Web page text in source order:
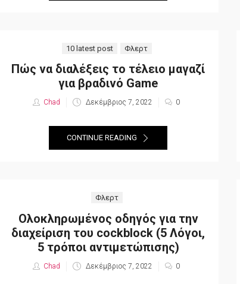
10 latest post Φλερτ
Πώς να διαλέξεις το τέλειο μαγαζί
για βραδινό Game
Chad
Posted
Δεκέμβριος 7, 2022 0
CONTINUE READING
Φλερτ
Ολοκληρωμένος οδηγός για την
διαχείριση του cockblock (5 Λόγοι,
5 τρόποι αντιμετώπισης)
Chad
Posted
Δεκέμβριος 7, 2022 0